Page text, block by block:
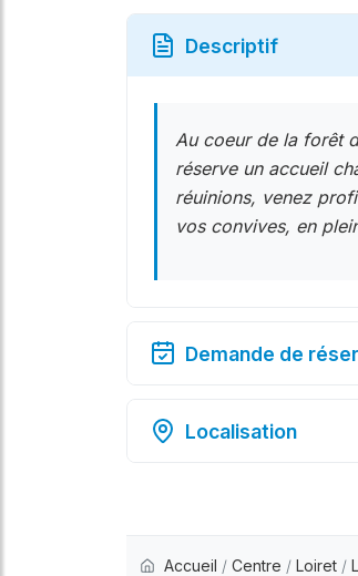
Descriptif
Au coeur de la forêt
réserve un accueil
réuinions, venez
vos convives, en
Demande de
Localisation
Accueil / Centre / Loiret /